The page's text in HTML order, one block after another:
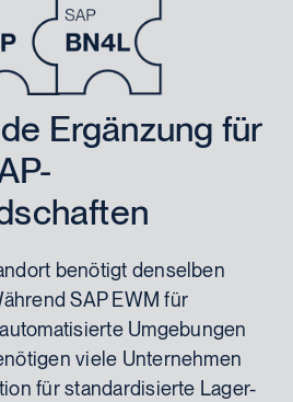
Ergänzung für
benötigt denselben
SAP EWM für
Umgebungen
viele Unternehmen
für standardisierte Lager-